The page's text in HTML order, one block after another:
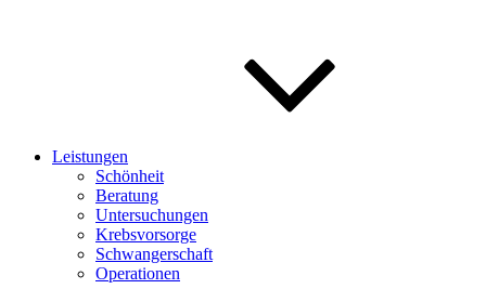
Leistungen
Schönheit
Beratung
Untersuchungen
Krebsvorsorge
Schwangerschaft
Operationen